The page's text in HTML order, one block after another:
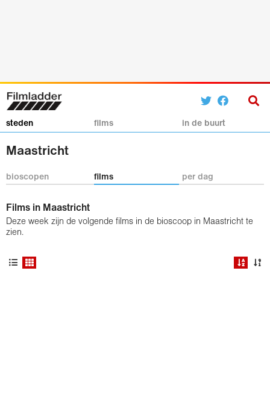
steden films in de buurt
Maastricht
bioscopen films per dag
Films in Maastricht
Deze week zijn de volgende films in de bioscoop in Maastricht te
zien.